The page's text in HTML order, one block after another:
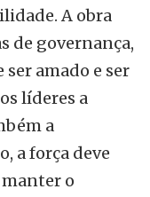
A obra
de governança,
amado e ser
líderes a
a
a força deve
manter o